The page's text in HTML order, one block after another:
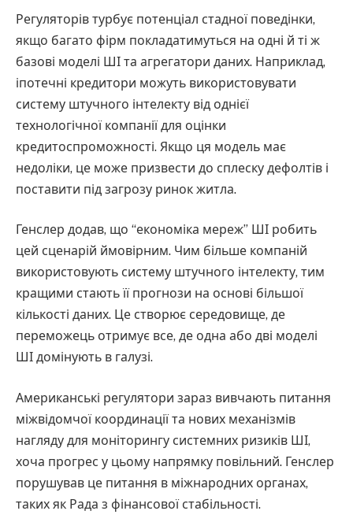
Регуляторів турбує потенціал стадної поведінки,
якщо багато фірм покладатимуться на одні й ті ж
базові моделі ШІ та агрегатори даних. Наприклад,
іпотечні кредитори можуть використовувати
систему штучного інтелекту від однієї
технологічної компанії для оцінки
кредитоспроможності. Якщо ця модель має
недоліки, це може призвести до сплеску дефолтів і
поставити під загрозу ринок житла.
Генслер додав, що “економіка мереж” ШІ робить
цей сценарій ймовірним. Чим більше компаній
використовують систему штучного інтелекту, тим
кращими стають її прогнози на основі більшої
кількості даних. Це створює середовище, де
переможець отримує все, де одна або дві моделі
ШІ домінують в галузі.
Американські регулятори зараз вивчають питання
міжвідомчої координації та нових механізмів
нагляду для моніторингу системних ризиків ШІ,
хоча прогрес у цьому напрямку повільний. Генслер
порушував це питання в міжнародних органах,
таких як Рада з фінансової стабільності.